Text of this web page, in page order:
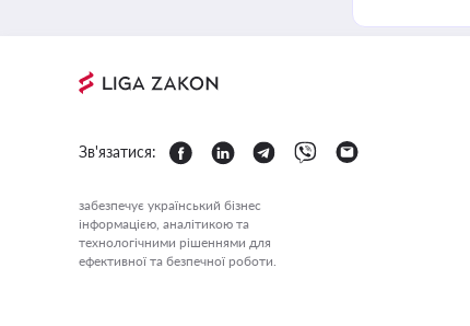
Зв'язатися:
забезпечує український бізнес
інформацією, аналітикою та
технологічними рішеннями для
ефективної та безпечної роботи.